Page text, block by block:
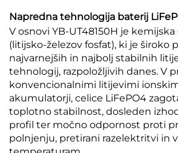
Napredna tehnologija baterij
V osnovi YB-UT48150H je
(litijsko-železov fosfat), ki je široko
najvarnejših in najbolj stabilnih
tehnologij, razpoložljivih danes. V
konvencionalnimi litijevimi
akumulatorji, celice LiFePO4
toplotno stabilnost, dosleden
profil ter močno odpornost proti
polnjenju, pretirani razelektritvi in